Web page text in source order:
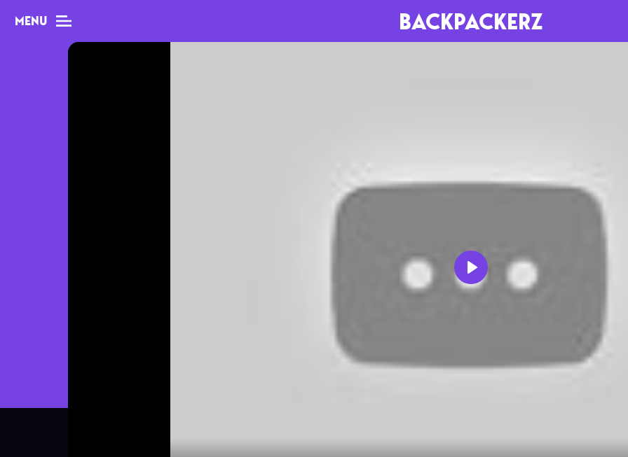
MENU BACKPACKERZ
Mixes
Play